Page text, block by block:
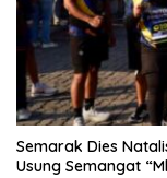
Semarak Dies
Usung Semangat